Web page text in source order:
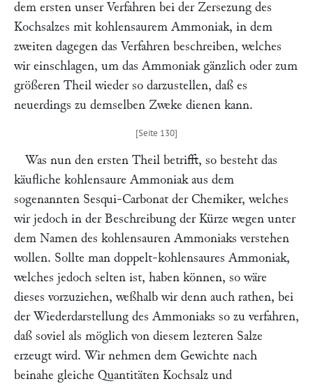
dem ersten unser Verfahren bei der Zersezung des
Kochsalzes mit kohlensaurem Ammoniak, in dem
zweiten dagegen das Verfahren beschreiben, welches
wir einschlagen, um das Ammoniak gänzlich oder zum
größeren Theil wieder so darzustellen, daß es
neuerdings zu demselben Zweke dienen kann.
Was nun den ersten Theil betrifft, so besteht das
käufliche kohlensaure Ammoniak aus dem
sogenannten Sesqui-Carbonat der Chemiker, welches
wir jedoch in der Beschreibung der Kürze wegen unter
dem Namen des kohlensauren Ammoniaks verstehen
wollen. Sollte man doppelt-kohlensaures Ammoniak,
welches jedoch selten ist, haben können, so wäre
dieses vorzuziehen, weßhalb wir denn auch rathen, bei
der Wiederdarstellung des Ammoniaks so zu verfahren,
daß soviel als möglich von diesem lezteren Salze
erzeugt wird. Wir nehmen dem Gewichte nach
beinahe gleiche Quantitäten Kochsalz und